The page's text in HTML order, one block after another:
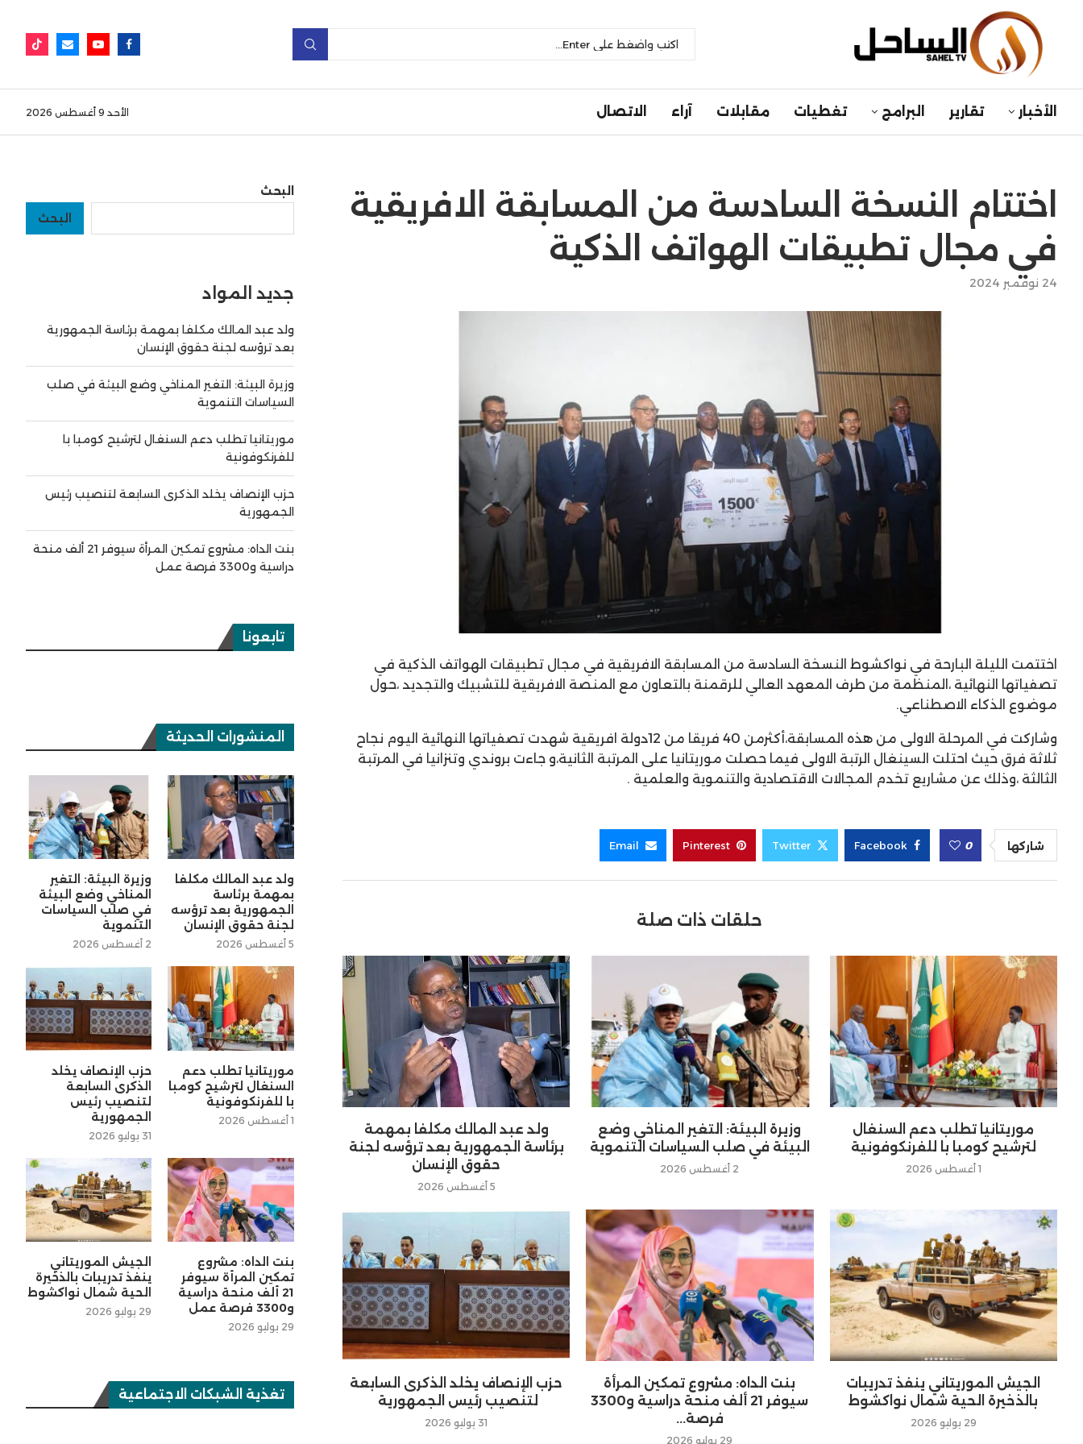
الأخبار تقارير البرامج تغطيات مقابلات آراء الاتصال الأحد 9 أغسطس 2026
اختتام النسخة السادسة من المسابقة الافريقية
في مجال تطبيقات الهواتف الذكية
24 نوفمبر 2024
اختتمت الليلة البارحة في نواكشوط النسخة السادسة من المسابقة الافريقية في مجال تطبيقات الهواتف الذكية في
تصفياتها النهائية ،المنظمة من طرف المعهد العالي للرقمنة بالتعاون مع المنصة الافريقية للتشبيك والتجديد ،حول
موضوع الذكاء الاصطناعي.
وشاركت في المرحلة الاولى من هذه المسابقة،أكثرمن 40 فريقا من 12دولة افريقية شهدت تصفياتها النهائية اليوم نجاح
ثلاثة فرق حيث احتلت السينغال الرتبة الاولى فيما حصلت موريتانيا على المرتبة الثانية،و جاءت بروندي وتنزانيا في المرتبة
الثالثة ،وذلك عن مشاريع تخدم المجالات الاقتصادية والتنموية والعلمية .
شاركها 0
Facebook
Twitter
Pinterest
Email
حلقات ذات صلة
ولد عبد المالك مكلفا بمهمة
برئاسة الجمهورية بعد ترؤسه لجنة
حقوق الإنسان
5 أغسطس 2026
وزيرة البيئة: التغير المناخي وضع
البيئة في صلب السياسات التنموية
2 أغسطس 2026
موريتانيا تطلب دعم السنغال
لترشيح كومبا با للفرنكوفونية
1 أغسطس 2026
حزب الإنصاف يخلد الذكرى السابعة
لتنصيب رئيس الجمهورية
31 يوليو 2026
بنت الداه: مشروع تمكين المرأة
سيوفر 21 ألف منحة دراسية و3300
فرصة...
29 يوليو 2026
الجيش الموريتاني ينفذ تدريبات
بالذخيرة الحية شمال نواكشوط
29 يوليو 2026
البحث
البحث
جديد المواد
ولد عبد المالك مكلفا بمهمة برئاسة الجمهورية
بعد ترؤسه لجنة حقوق الإنسان
وزيرة البيئة: التغير المناخي وضع البيئة في صلب
السياسات التنموية
موريتانيا تطلب دعم السنغال لترشيح كومبا با
للفرنكوفونية
حزب الإنصاف يخلد الذكرى السابعة لتنصيب رئيس
الجمهورية
بنت الداه: مشروع تمكين المرأة سيوفر 21 ألف منحة
دراسية و3300 فرصة عمل
تابعونا
المنشورات الحديثة
ولد عبد المالك مكلفا
بمهمة برئاسة
الجمهورية بعد ترؤسه
لجنة حقوق الإنسان
5 أغسطس 2026
وزيرة البيئة: التغير
المناخي وضع البيئة
في صلب السياسات
التنموية
2 أغسطس 2026
موريتانيا تطلب دعم
السنغال لترشيح كومبا
با للفرنكوفونية
1 أغسطس 2026
حزب الإنصاف يخلد
الذكرى السابعة
لتنصيب رئيس
الجمهورية
31 يوليو 2026
بنت الداه: مشروع
تمكين المرأة سيوفر
21 ألف منحة دراسية
و3300 فرصة عمل
29 يوليو 2026
الجيش الموريتاني
ينفذ تدريبات بالذخيرة
الحية شمال نواكشوط
29 يوليو 2026
تغذية الشبكات الاجتماعية